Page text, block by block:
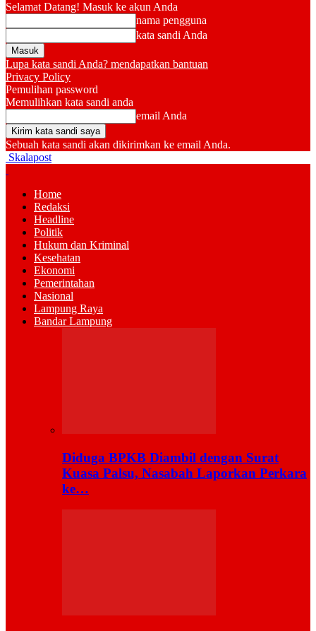
Selamat Datang! Masuk ke akun Anda
nama pengguna
kata sandi Anda
Lupa kata sandi Anda? mendapatkan bantuan
Privacy Policy
Pemulihan password
Memulihkan kata sandi anda
email Anda
Sebuah kata sandi akan dikirimkan ke email Anda.
Skalapost
Home
Redaksi
Headline
Politik
Hukum dan Kriminal
Kesehatan
Ekonomi
Pemerintahan
Nasional
Lampung Raya
Bandar Lampung
Diduga BPKB Diambil dengan Surat
Kuasa Palsu, Nasabah Laporkan Perkara
ke…